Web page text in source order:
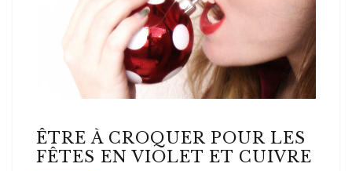
ÊTRE À CROQUER POUR LES
FÊTES EN VIOLET ET CUIVRE